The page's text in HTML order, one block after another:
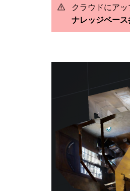
クラウドにア
ナレッジベース